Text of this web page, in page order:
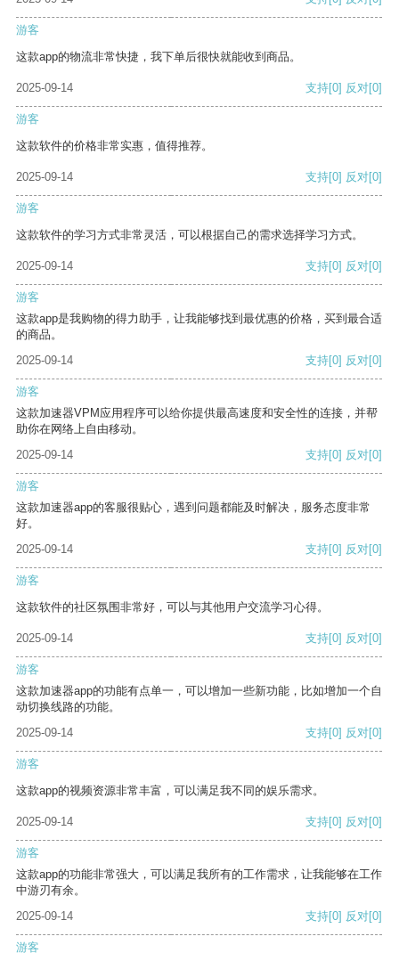
游客
这款app的物流非常快捷，我下单后很快就能收到商品。
2025-09-14 支持[0] 反对[0]
游客
这款软件的价格非常实惠，值得推荐。
2025-09-14 支持[0] 反对[0]
游客
这款软件的学习方式非常灵活，可以根据自己的需求选择学习方式。
2025-09-14 支持[0] 反对[0]
游客
这款app是我购物的得力助手，让我能够找到最优惠的价格，买到最合适
的商品。
2025-09-14
支持[0] 反对[0]
游客
这款加速器VPM应用程序可以给你提供最高速度和安全性的连接，并帮
助你在网络上自由移动。
2025-09-14
支持[0] 反对[0]
游客
这款加速器app的客服很贴心，遇到问题都能及时解决，服务态度非常
好。
2025-09-14
支持[0] 反对[0]
游客
这款软件的社区氛围非常好，可以与其他用户交流学习心得。
2025-09-14 支持[0] 反对[0]
游客
这款加速器app的功能有点单一，可以增加一些新功能，比如增加一个自
动切换线路的功能。
2025-09-14
支持[0] 反对[0]
游客
这款app的视频资源非常丰富，可以满足我不同的娱乐需求。
2025-09-14 支持[0] 反对[0]
游客
这款app的功能非常强大，可以满足我所有的工作需求，让我能够在工作
中游刃有余。
2025-09-14
支持[0] 反对[0]
游客